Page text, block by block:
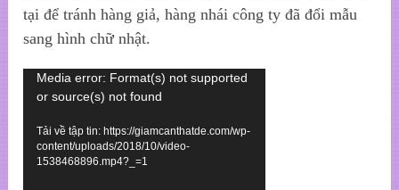
tại để tránh hàng giả, hàng nhái công ty đã đổi mẫu
sang hình chữ nhật.
Trình
chơi
Video
Media error: Format(s) not supported
or source(s) not found
Tải về tập tin: https://giamcanthatde.com/wp-
content/uploads/2018/10/video-
1538468896.mp4?_=1